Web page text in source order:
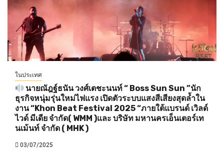
ในประเทศ
นายณัฎฐ์ธนัน วงศ์เตชะนนท์ “ Boss Sun Sun ”นัก
ธุรกิจหนุ่มรุ่นใหม่ไฟแรง เปิดตัวระบบแสงสีเสียงสุดล้ำใน
งาน “Khon Beat Festival 2025 “ภายใต้แบรนด์ เวิลด์
ไวด์ มีเดีย จำกัด( WMM )และ บริษัท มหานครเอ็นเตอร์เท
นเม้นท์ จำกัด ( MHK )
03/07/2025